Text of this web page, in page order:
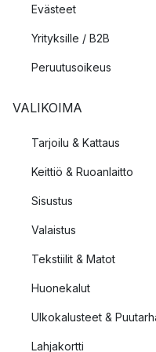
ajatusta siitä, että yritykset
elinkaaren aikana
Evästeet
Yrityksille / B2B
Peruutusoikeus
VALIKOIMA
Tarjoilu & Kattaus
Keittiö & Ruoanlaitto
Sisustus
Valaistus
Tekstiilit & Matot
Huonekalut
Ulkokalusteet &
Lahjakortti